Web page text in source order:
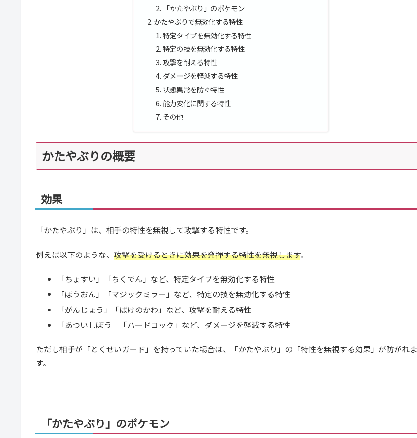
「かたやぶり」のポケモン
かたやぶりで無効化する特性
特定タイプを無効化する特性
特定の技を無効化する特性
攻撃を耐える特性
ダメージを軽減する特性
状態異常を防ぐ特性
能力変化に関する特性
その他
かたやぶりの概要
効果
「かたやぶり」は、相手の特性を無視して攻撃する特性です。
例えば以下のような、 攻撃を受けるときに効果を発揮する特性を無視します。
「ちょすい」「ちくでん」など、特定タイプを無効化する特性
「ぼうおん」「マジックミラー」など、特定の技を無効化する特性
「がんじょう」「ばけのかわ」など、攻撃を耐える特性
「あついしぼう」「ハードロック」など、ダメージを軽減する特性
ただし相手が「とくせいガード」を持っていた場合は、「かたやぶり」の「特性を無視する効果」が防がれま
す。
「かたやぶり」のポケモン